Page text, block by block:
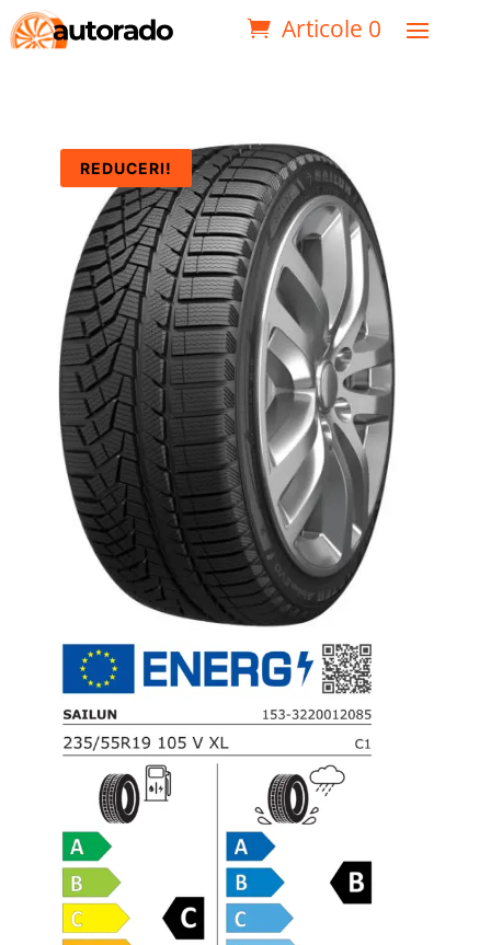
Articole 0
REDUCERI!